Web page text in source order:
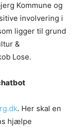
Kommune og
involvering i
ligger til grund
&
Lose.
. Her skal en
hjælpe